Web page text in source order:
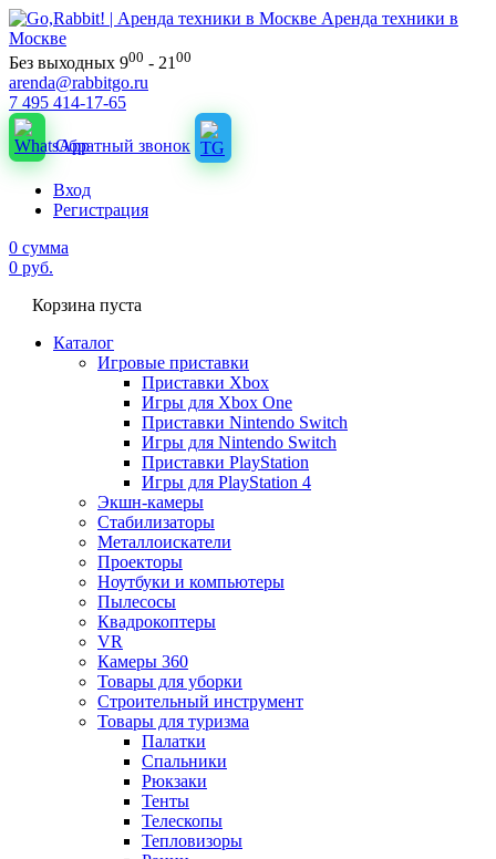
Аренда техники в
Москве
Без выходных 900 - 21 00
arenda@rabbitgo.ru
7 495 414-17-65
Обратный звонок
Вход
Регистрация
0 сумма
0 руб.
Корзина пуста
Каталог
Игровые приставки
Приставки Xbox
Игры для Xbox One
Приставки Nintendo Switch
Игры для Nintendo Switch
Приставки PlayStation
Игры для PlayStation 4
Экшн-камеры
Стабилизаторы
Металлоискатели
Проекторы
Ноутбуки и компьютеры
Пылесосы
Квадрокоптеры
VR
Камеры 360
Товары для уборки
Строительный инструмент
Товары для туризма
Палатки
Спальники
Рюкзаки
Тенты
Телескопы
Тепловизоры